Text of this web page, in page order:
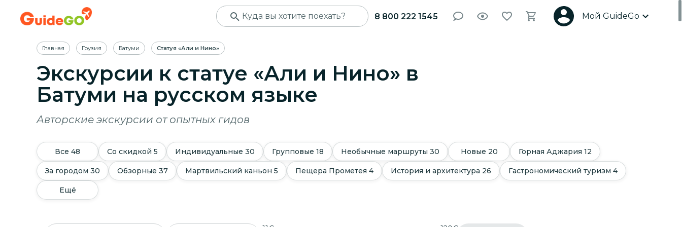
8 800 222 1545 Мой GuideGo
Главная Грузия Батуми Статуя «Али и Нино»
Экскурсии к статуе «Али и Нино» в
Батуми на русском языке
Авторские экскурсии от опытных гидов
Все 48 Со скидкой 5 Индивидуальные 30 Групповые 18 Необычные маршруты 30 Новые 20 Горная Аджария 12
За городом 30 Обзорные 37 Мартвильский каньон 5 Пещера Прометея 4 История и архитектура 26 Гастрономический туризм 4
Ещё